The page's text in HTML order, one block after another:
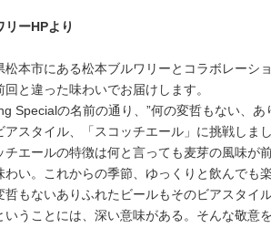
リーHPより
松本市にある松本ブルワリーとコラボレー
回と違った味わいでお届けします。
Specialの名前の通り、”何の変哲もない、
アスタイル、「スコッチエール」に挑戦しまし
チエールの特徴は何と言っても麦芽の風味が
わい。これからの季節、ゆっくりと飲んでも
哲もないありふれたビールもそのビアスタイ
いうことには、深い意味がある。そんな敬意